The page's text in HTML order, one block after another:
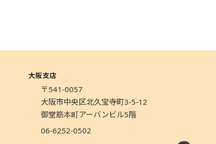
大阪支店
〒541-0057
大阪市中央区北久宝寺町3-5-12
御堂筋本町アーバンビル5階
06-6252-0502